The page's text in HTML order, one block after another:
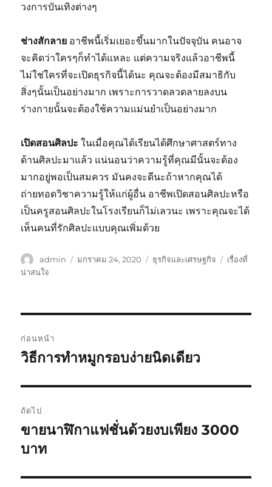
วงการบันเทิงต่างๆ
ช่างสักลาย อาชีพนี้เริ่มเยอะขึ้นมากในปัจจุบัน คนอาจ
จะคิดว่าใครๆก็ทำได้แหละ แต่ความจริงแล้วอาชีพนี้
ไม่ใช่ใครที่จะเปิดธุรกิจนี้ได้นะ คุณจะต้องมีสมาธิกับ
สิ่งๆนั้นเป็นอย่างมาก เพราะการวาดลวดลายลงบน
ร่างกายนั้นจะต้องใช้ความแม่นยำเป็นอย่างมาก
เปิดสอนศิลปะ ในเมื่อคุณได้เรียนได้ศึกษาศาสตร์ทาง
ด้านศิลปะมาแล้ว แน่นอนว่าความรู้ที่คุณมีนั้นจะต้อง
มากอยู่พอเป็นสมควร มันคงจะดีนะถ้าหากคุณได้
ถ่ายทอดวิชาความรู้ให้แก่ผู้อื่น อาชีพเปิดสอนศิลปะหรือ
เป็นครูสอนศิลปะในโรงเรียนก็ไม่เลวนะ เพราะคุณจะได้
เห็นคนที่รักศิลปะแบบคุณเพิ่มด้วย
ผู้
เขียน
admin
เขียน
มกราคม 24, 2020
หมวด
ธุรกิจและเศรษฐกิจ
ป้าย
เรื่องที่
น่าสนใจ
เรื่อง
ก่อนหน้า
เรื่อง
หน้า:
วิธีการทำหมูกรอบง่ายนิดเดียว
ถัดไป
เรื่อง
ต่อ
ขายนาฬิกาแฟชั่นด้วยงบเพียง 3000
บาท